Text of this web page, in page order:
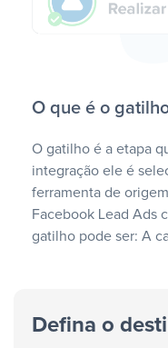
O que é o
O gatilho é a etapa
integração ele é
ferramenta de
Facebook Lead Ads
gatilho pode ser: A
Defina o